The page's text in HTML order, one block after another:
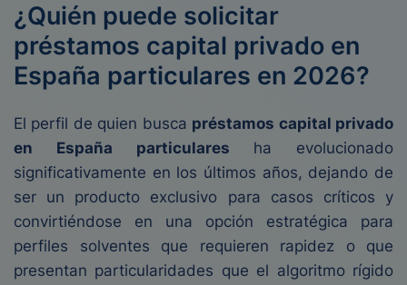
¿Quién puede solicitar
préstamos capital privado en
España particulares en 2026?
El perfil de quien busca préstamos capital privado
en España particulares ha evolucionado
significativamente en los últimos años, dejando de
ser un producto exclusivo para casos críticos y
convirtiéndose en una opción estratégica para
perfiles solventes que requieren rapidez o que
presentan particularidades que el algoritmo rígido